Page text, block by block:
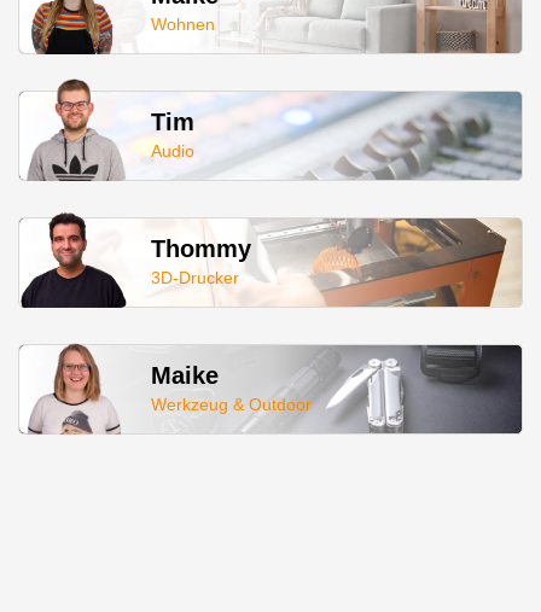
Wohnen
Tim
Audio
Thommy
3D-Drucker
Maike
Werkzeug & Outdoor